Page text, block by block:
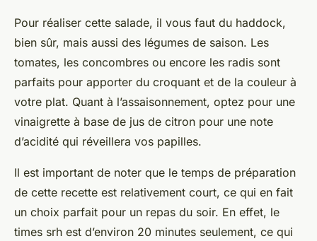
Pour réaliser cette salade, il vous faut du haddock,
bien sûr, mais aussi des légumes de saison. Les
tomates, les concombres ou encore les radis sont
parfaits pour apporter du croquant et de la couleur à
votre plat. Quant à l’assaisonnement, optez pour une
vinaigrette à base de jus de citron pour une note
d’acidité qui réveillera vos papilles.
Il est important de noter que le temps de préparation
de cette recette est relativement court, ce qui en fait
un choix parfait pour un repas du soir. En effet, le
times srh est d’environ 20 minutes seulement, ce qui